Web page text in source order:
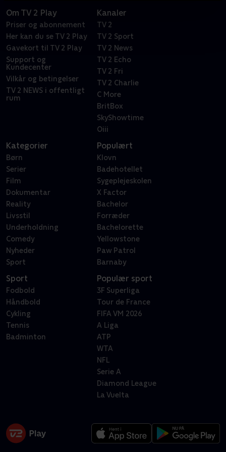
Om TV 2 Play
Priser og abonnement
Her kan du se TV 2 Play
Gavekort til TV 2 Play
Support og
Kundecenter
Vilkår og betingelser
TV 2 NEWS i offentligt
rum
Kanaler
TV 2
TV 2 Sport
TV 2 News
TV 2 Echo
TV 2 Fri
TV 2 Charlie
C More
BritBox
SkyShowtime
Oiii
Kategorier
Børn
Serier
Film
Dokumentar
Reality
Livsstil
Underholdning
Comedy
Nyheder
Sport
Populært
Klovn
Badehotellet
Sygeplejeskolen
X Factor
Bachelor
Forræder
Bachelorette
Yellowstone
Paw Patrol
Barnaby
Sport
Fodbold
Håndbold
Cykling
Tennis
Badminton
Populær sport
3F Superliga
Tour de France
FIFA VM 2026
A Liga
ATP
WTA
NFL
Serie A
Diamond League
La Vuelta